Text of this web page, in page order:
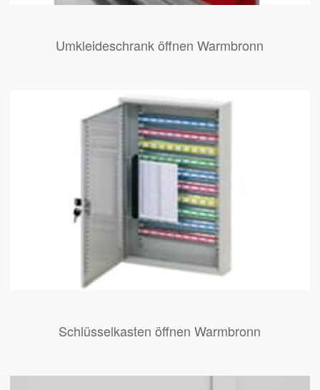
Umkleideschrank öffnen Warmbronn
Schlüsselkasten öffnen Warmbronn